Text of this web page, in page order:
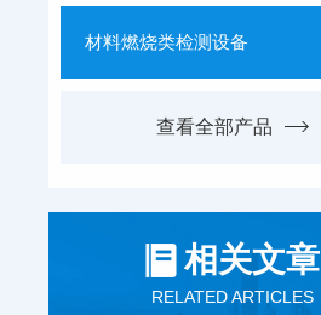
材料燃烧类检测设备
查看全部产品
相关文章
RELATED ARTICLES